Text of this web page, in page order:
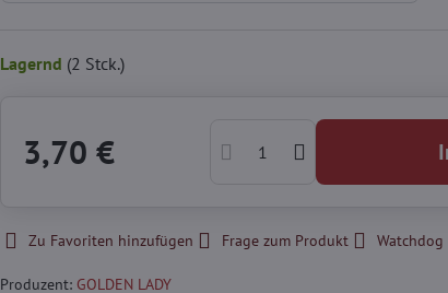
Lagernd (2 Stck.)
3,70 €
Zu Favoriten hinzufügen Frage zum Produkt Watchdog
Produzent: GOLDEN LADY